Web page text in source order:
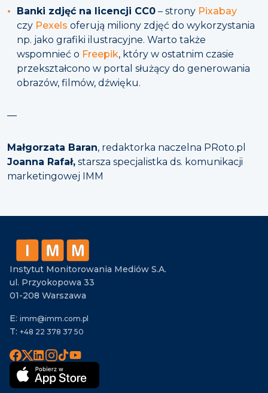
Banki zdjęć na licencji CC0 – strony Pixabay
czy Pexels oferują miliony zdjęć do wykorzystania
np. jako grafiki ilustracyjne. Warto także
wspomnieć o Freepik, który w ostatnim czasie
przekształcono w portal służący do generowania
obrazów, filmów, dźwięku.
—
Małgorzata Baran, redaktorka naczelna PRoto.pl
Joanna Rafał, starsza specjalistka ds. komunikacji
marketingowej IMM
Instytut Monitorowania Mediów S.A.
ul. Przyokopowa 33
01-208 Warszawa
E: imm@imm.com.pl
T: +48 22 378 37 50